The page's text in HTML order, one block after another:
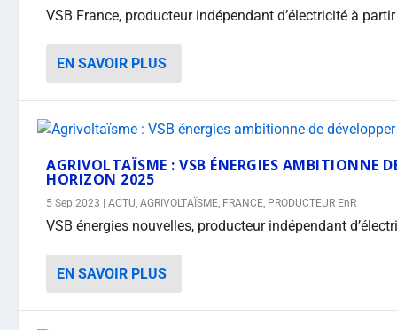
VSB France, producteur indépendant d’électricité à
EN SAVOIR PLUS
AGRIVOLTAÏSME : VSB ÉNERGIES AMBITIONNE
HORIZON 2025
5 Sep 2023 |ACTU,AGRIVOLTAÏSME, FRANCE, PRODUCTEUR EnR
VSB énergies nouvelles, producteur indépendant
EN SAVOIR PLUS